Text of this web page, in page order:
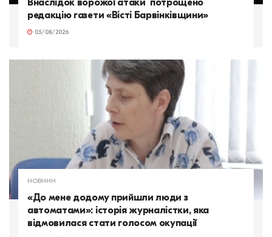
Внаслідок ворожої атаки потрощено
редакцію газети «Вісті Барвінківщини»
05/08/2026
НОВИНИ
«До мене додому прийшли люди з
автоматами»: історія журналістки, яка
відмовилася стати голосом окупації